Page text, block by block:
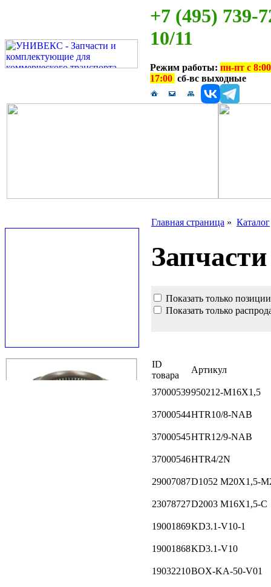
+7 (495) 739-
10/11
Режим работы: пн-пт с
17:00 сб-вс выходные
Главная страница » Каталог
Показать только
Показать только
ID
товара
Артикул
37000539950212-M16X1,5
37000544HTR10/8-NAB
37000545HTR12/9-NAB
37000546HTR4/2N
29007087D1052 М20X1,5-
23078727D2003 M16X1,5-C
19001869KD3.1-V10-1
19001868KD3.1-V10
19032210BOX-KA-50-V01